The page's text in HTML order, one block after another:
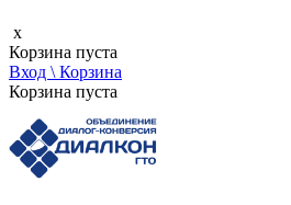
x
Корзина пуста
Вход \ Корзина
Корзина пуста